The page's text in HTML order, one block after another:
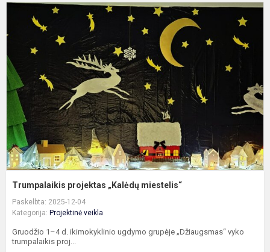
Trumpalaikis projektas „Kalėdų miestelis“
Paskelbta: 2025-12-04
Kategorija: Projektinė veikla
Gruodžio 1–4 d. ikimokyklinio ugdymo grupėje „Džiaugsmas“ vyko
trumpalaikis proj...